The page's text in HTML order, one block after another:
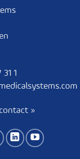
1
»